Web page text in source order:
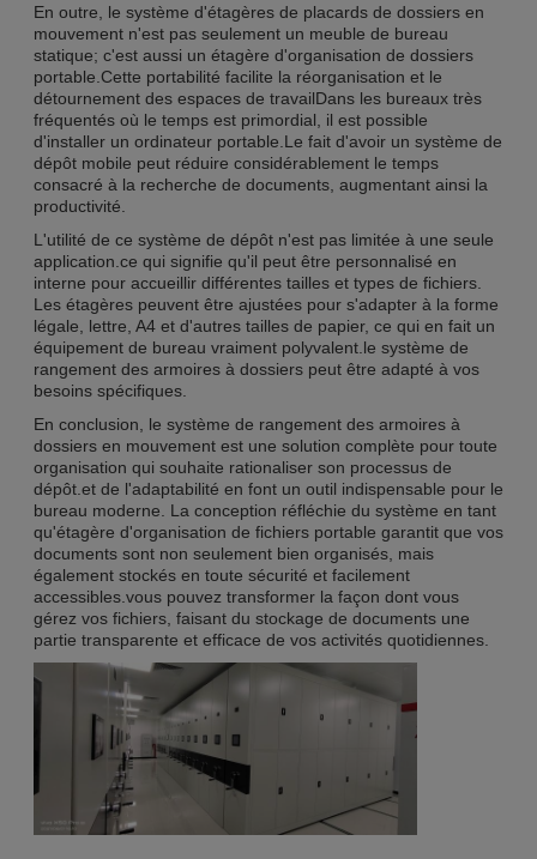
En outre, le système d'étagères de placards de dossiers en
mouvement n'est pas seulement un meuble de bureau
statique; c'est aussi un étagère d'organisation de dossiers
portable.Cette portabilité facilite la réorganisation et le
détournement des espaces de travailDans les bureaux très
fréquentés où le temps est primordial, il est possible
d'installer un ordinateur portable.Le fait d'avoir un système de
dépôt mobile peut réduire considérablement le temps
consacré à la recherche de documents, augmentant ainsi la
productivité.
L'utilité de ce système de dépôt n'est pas limitée à une seule
application.ce qui signifie qu'il peut être personnalisé en
interne pour accueillir différentes tailles et types de fichiers.
Les étagères peuvent être ajustées pour s'adapter à la forme
légale, lettre, A4 et d'autres tailles de papier, ce qui en fait un
équipement de bureau vraiment polyvalent.le système de
rangement des armoires à dossiers peut être adapté à vos
besoins spécifiques.
En conclusion, le système de rangement des armoires à
dossiers en mouvement est une solution complète pour toute
organisation qui souhaite rationaliser son processus de
dépôt.et de l'adaptabilité en font un outil indispensable pour le
bureau moderne. La conception réfléchie du système en tant
qu'étagère d'organisation de fichiers portable garantit que vos
documents sont non seulement bien organisés, mais
également stockés en toute sécurité et facilement
accessibles.vous pouvez transformer la façon dont vous
gérez vos fichiers, faisant du stockage de documents une
partie transparente et efficace de vos activités quotidiennes.